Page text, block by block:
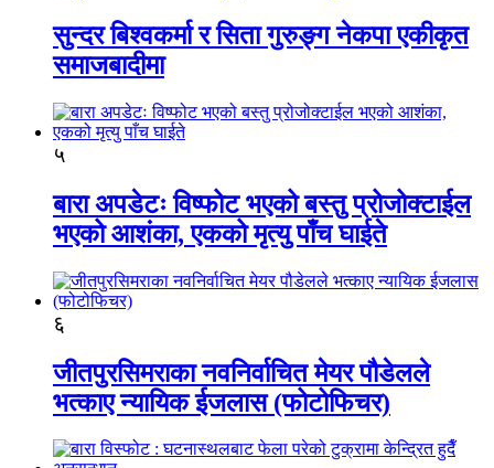
सुन्दर बिश्वकर्मा र सिता गुरुङ्ग नेकपा एकीकृत
समाजबादीमा
५
बारा अपडेटः विष्फोट भएको बस्तु प्रोजोक्टाईल
भएको आशंका, एकको मृत्यु पाँच घाईते
६
जीतपुरसिमराका नवनिर्वाचित मेयर पौडेलले
भत्काए न्यायिक ईजलास (फोटोफिचर)